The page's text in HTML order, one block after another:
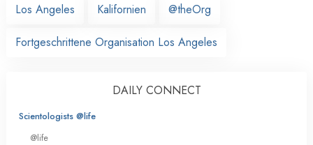
Los Angeles
Kalifornien @theOrg
Fortgeschrittene Organisation Los Angeles
DAILY CONNECT
Scientologists @life
@life